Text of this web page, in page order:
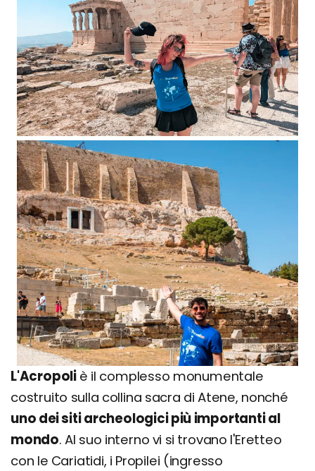
L'Acropoli è il complesso monumentale
costruito sulla collina sacra di Atene, nonché
uno dei siti archeologici più importanti al
mondo. Al suo interno vi si trovano l'Eretteo
con le Cariatidi, i Propilei (ingresso